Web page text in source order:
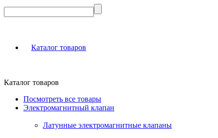
Каталог товаров
Каталог товаров
Посмотреть все товары
Электромагнитный клапан
Латунные электромагнитные клапаны